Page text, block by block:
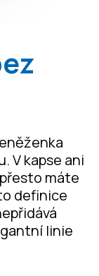
V kapse ani
máte
definice
linie